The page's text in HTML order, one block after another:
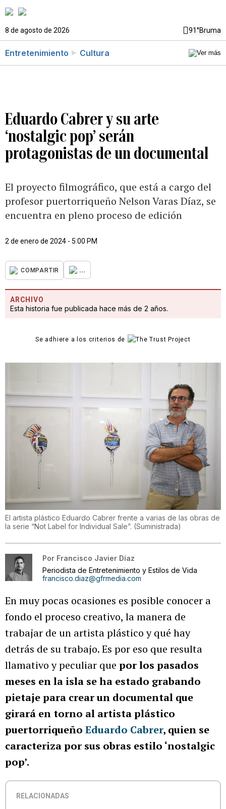
8 de agosto de 2026 91°Bruma
Entretenimiento Cultura
Eduardo Cabrer y su arte
‘nostalgic pop’ serán
protagonistas de un documental
El proyecto filmográfico, que está a cargo del
profesor puertorriqueño Nelson Varas Díaz, se
encuentra en pleno proceso de edición
2 de enero de 2024 - 5:00 PM
COMPARTIR ...
ARCHIVO
Esta historia fue publicada hace más de 2 años.
Se adhiere a los criterios de
El artista plástico Eduardo Cabrer frente a varias de las obras de
la serie “Not Label for Individual Sale”. (Suministrada)
Por Francisco Javier Díaz
Periodista de Entretenimiento y Estilos de Vida
francisco.diaz@gfrmedia.com
En muy pocas ocasiones es posible conocer a
fondo el proceso creativo, la manera de
trabajar de un artista plástico y qué hay
detrás de su trabajo. Es por eso que resulta
llamativo y peculiar que por los pasados
meses en la isla se ha estado grabando
pietaje para crear un documental que
girará en torno al artista plástico
puertorriqueño Eduardo Cabrer, quien se
caracteriza por sus obras estilo ‘nostalgic
pop’.
RELACIONADAS